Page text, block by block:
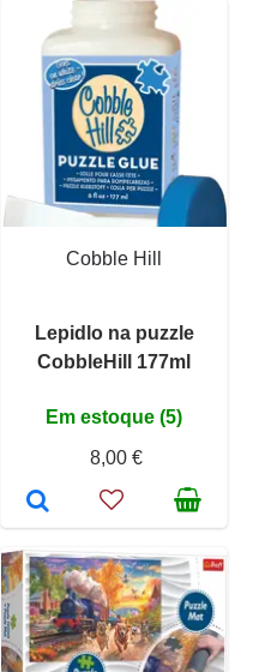
Cobble Hill
Lepidlo na puzzle
CobbleHill 177ml
Em estoque (5)
8,00 €